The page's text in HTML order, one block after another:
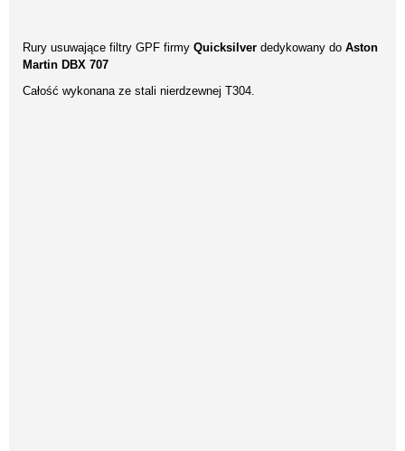
Rury usuwające filtry GPF firmy Quicksilver dedykowany do Aston
Martin DBX 707
Całość wykonana ze stali nierdzewnej T304.